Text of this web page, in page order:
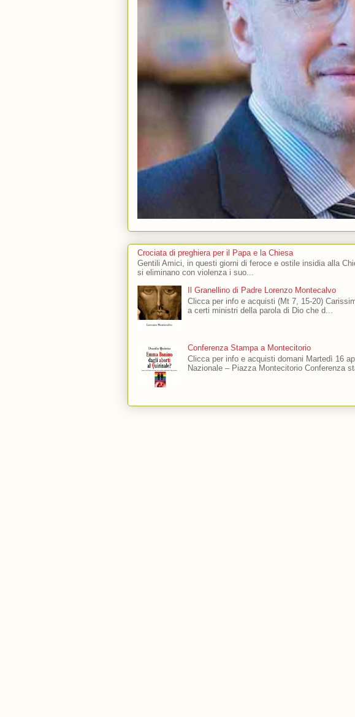
Crociata di preghiera per il Papa e la Chiesa
Gentili Amici, in questi giorni di feroce e ostile insidia alla
si eliminano con violenza i suo...
Il Granellino di Padre Lorenzo Montecalvo
Clicca per info e acquisti (Mt 7, 15-20)
a certi ministri della parola di Dio che d...
Conferenza Stampa a Montecitorio
Clicca per info e acquisti domani Martedì 16
Nazionale – Piazza Montecitorio Conferenza